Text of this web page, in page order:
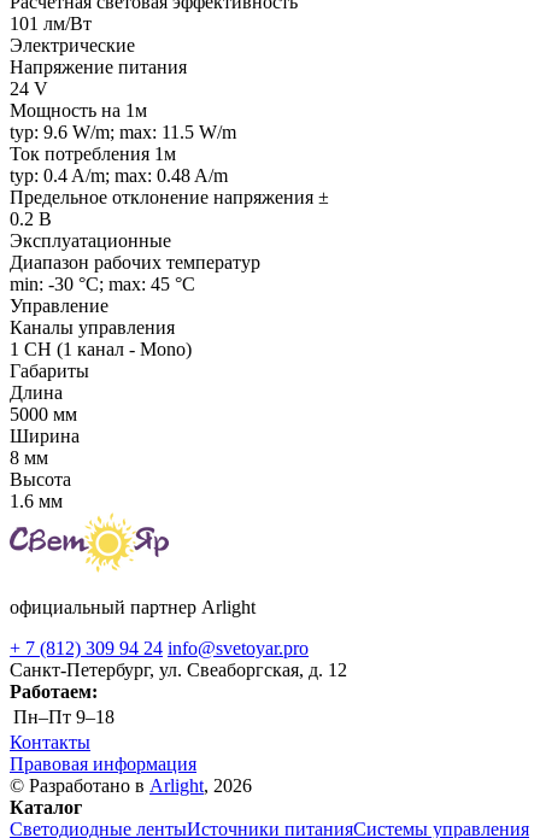
101 лм/Вт
Электрические
Напряжение питания
24 V
Мощность на 1м
typ: 9.6 W/m; max: 11.5 W/m
Ток потребления 1м
typ: 0.4 A/m; max: 0.48 A/m
Предельное отклонение напряжения ±
0.2 В
Эксплуатационные
Диапазон рабочих температур
min: -30 °C; max: 45 °C
Управление
Каналы управления
1 CH (1 канал - Mono)
Габариты
Длина
5000 мм
Ширина
8 мм
Высота
1.6 мм
официальный партнер Arlight
+ 7 (812) 309 94 24 info@svetoyar.pro
Санкт-Петербург, ул. Свеаборгская, д. 12
Работаем:
Пн–Пт 9–18
Контакты
Правовая информация
© Разработано в Arlight, 2026
Каталог
Светодиодные лентыИсточники питанияСистемы управления